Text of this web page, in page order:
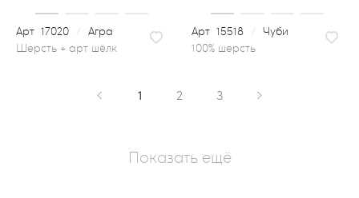
17020 Агра 15518
Чуби
100% шерсть
1 2 3
Показать ещё